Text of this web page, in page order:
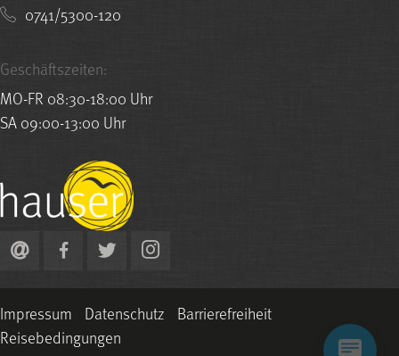
0741/5300-120
Geschäftszeiten:
MO-FR 08:30-18:00 Uhr
SA 09:00-13:00 Uhr
Impressum Datenschutz Barrierefreiheit
Reisebedingungen